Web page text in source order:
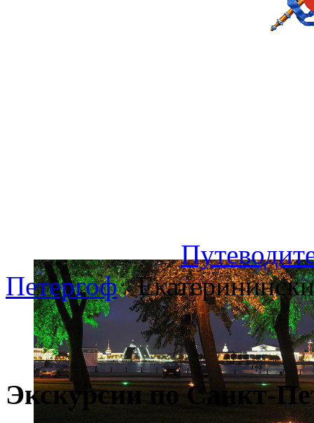
Петергоф
Экскурсии по Санкт-